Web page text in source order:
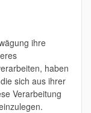
ihre
haben
sich aus ihrer
Verarbeitung